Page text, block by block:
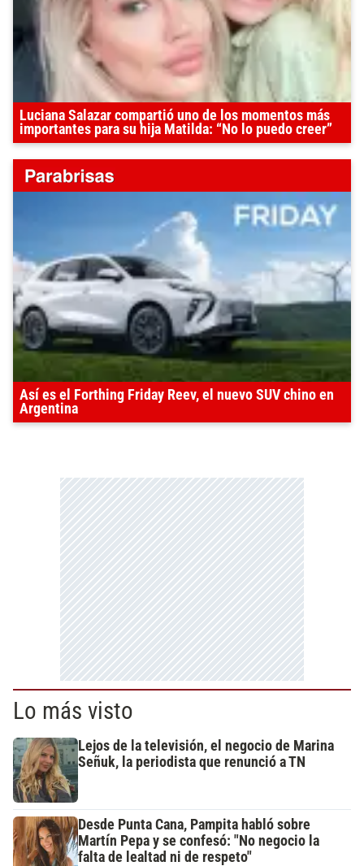
Luciana Salazar compartió uno de los momentos más
importantes para su hija Matilda: “No lo puedo creer”
Así es el Forthing Friday Reev, el nuevo SUV chino en
Argentina
Lo más visto
Lejos de la televisión, el negocio de Marina
Señuk, la periodista que renunció a TN
Desde Punta Cana, Pampita habló sobre
Martín Pepa y se confesó: "No negocio la
falta de lealtad ni de respeto"